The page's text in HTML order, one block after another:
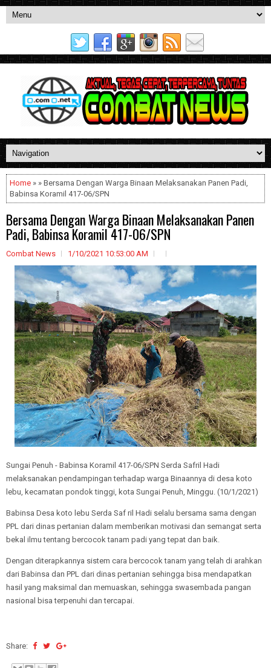
Home » » Bersama Dengan Warga Binaan Melaksanakan Panen Padi,
Babinsa Koramil 417-06/SPN
Bersama Dengan Warga Binaan Melaksanakan Panen
Padi, Babinsa Koramil 417-06/SPN
Combat News 1/10/2021 10:53:00 AM
Sungai Penuh - Babinsa Koramil 417-06/SPN Serda Safril Hadi
melaksanakan pendampingan terhadap warga Binaannya di desa koto
lebu, kecamatan pondok tinggi, kota Sungai Penuh, Minggu. (10/1/2021)
Babinsa Desa koto lebu Serda Saf ril Hadi selalu bersama sama dengan
PPL dari dinas pertanian dalam memberikan motivasi dan semangat serta
bekal ilmu tentang bercocok tanam padi yang tepat dan baik.
Dengan diterapkannya sistem cara bercocok tanam yang telah di arahkan
dari Babinsa dan PPL dari dinas pertanian sehingga bisa mendapatkan
hasil yang maksimal dan memuaskan, sehingga swasembada pangan
nasional bisa terpenuhi dan tercapai.
Share: